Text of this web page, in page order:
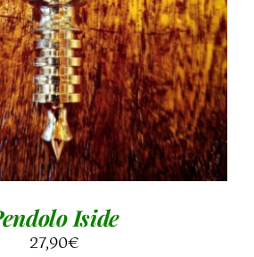
Valutato
5.00su 5
CARRELLO / DETTAGLI
Iside
27,90€